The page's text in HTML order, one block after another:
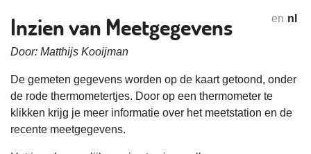
Inzien van Meetgegevens en nl
Door: Matthijs Kooijman
De gemeten gegevens worden op de kaart getoond, onder
de rode thermometertjes. Door op een thermometer te
klikken krijg je meer informatie over het meetstation en de
recente meetgegevens.